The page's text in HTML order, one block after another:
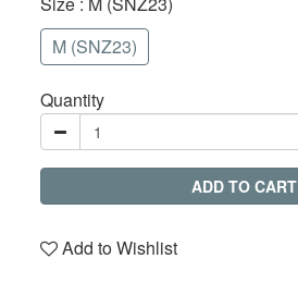
M (SNZ23)
Quantity
ADD TO CART
Add to Wishlist